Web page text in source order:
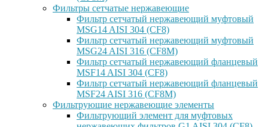
Фильтры сетчатые нержавеющие
Фильтр сетчатый нержавеющий муфтовый
MSG14 AISI 304 (CF8)
Фильтр сетчатый нержавеющий муфтовый
MSG24 AISI 316 (CF8M)
Фильтр сетчатый нержавеющий фланцевый
MSF14 AISI 304 (CF8)
Фильтр сетчатый нержавеющий фланцевый
MSF24 AISI 316 (CF8M)
Фильтрующие нержавеющие элементы
Фильтрующий элемент для муфтовых